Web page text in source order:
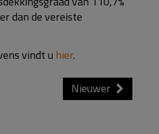
dan de vereiste
vindt u hier.
Nieuwer